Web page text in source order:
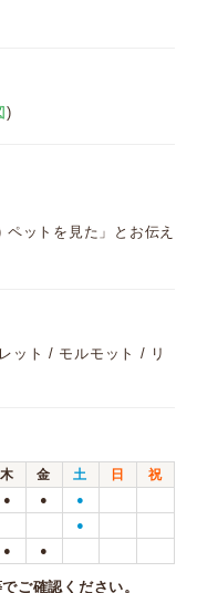
)
ットを見た」とお伝え
ット / モルモット / リ
木 金 土 日
祝
● ● ●
●
● ●
ご確認ください。